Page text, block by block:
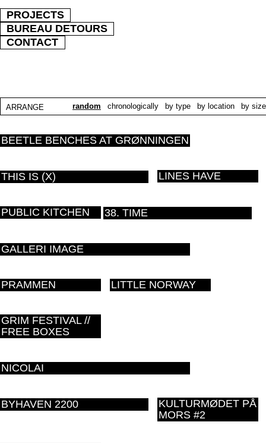
PROJECTS
BUREAU DETOURS
CONTACT
ARRANGE random chronologically by type by location by size
BEETLE BENCHES AT GRØNNINGEN
THIS IS (X) LINES HAVE
PUBLIC KITCHEN 38. TIME
GALLERI IMAGE
PRAMMEN LITTLE NORWAY
GRIM FESTIVAL //
FREE BOXES
NICOLAI
BYHAVEN 2200
KULTURMØDET PÅ
MORS #2